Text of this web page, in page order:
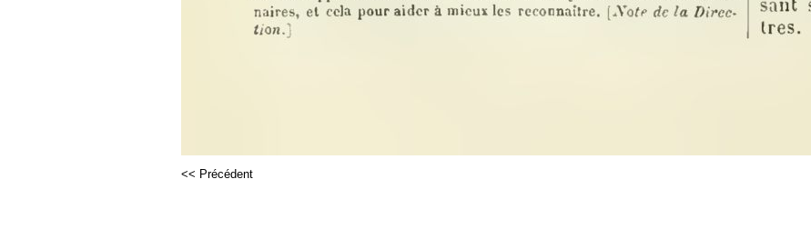
<< Précédent